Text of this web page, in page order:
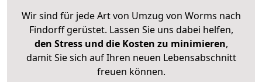
Wir sind für jede Art von Umzug von Worms nach
Findorff gerüstet. Lassen Sie uns dabei helfen,
den Stress und die Kosten zu minimieren,
damit Sie sich auf Ihren neuen Lebensabschnitt
freuen können.